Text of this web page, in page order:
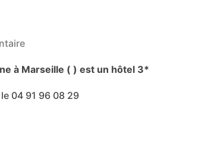
à Marseille ( ) est un hôtel 3*
04 91 96 08 29